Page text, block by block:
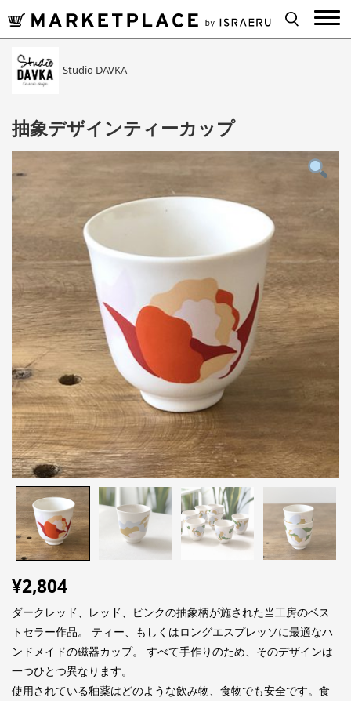
Studio DAVKA
抽象デザインティーカップ
¥2,804
ダークレッド、レッド、ピンクの抽象柄が施された当工房のベス
トセラー作品。 ティー、もしくはロングエスプレッソに最適なハ
ンドメイドの磁器カップ。 すべて手作りのため、そのデザインは
一つひとつ異なります。
使用されている釉薬はどのような飲み物、食物でも安全です。食